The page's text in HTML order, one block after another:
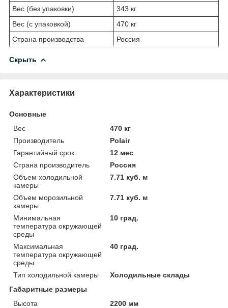
Вес (без упаковки)
343 кг
Вес (с упаковкой)
470 кг
Страна производства
Россия
Скрыть
Характеристики
Основные
Вес
470 кг
Производитель
Polair
Гарантийный срок
12 мес
Страна производитель
Россия
Объем холодильной
камеры
7.71 куб. м
Объем морозильной
камеры
7.71 куб. м
Минимальная
температура окружающей
среды
10 град.
Максимальная
температура окружающей
среды
40 град.
Тип холодильной камеры
Холодильные склады
Габаритные размеры
Высота
2200 мм